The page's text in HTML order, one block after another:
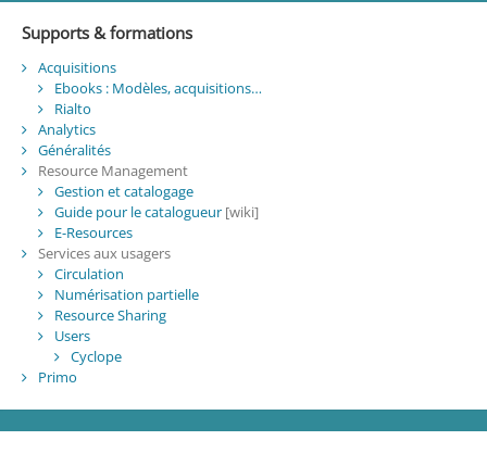
Supports & formations
Acquisitions
Ebooks : Modèles, acquisitions…
Rialto
Analytics
Généralités
Resource Management
Gestion et catalogage
Guide pour le catalogueur[wiki]
E-Resources
Services aux usagers
Circulation
Numérisation partielle
Resource Sharing
Users
Cyclope
Primo